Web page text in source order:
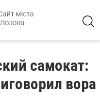
самокат:
вора